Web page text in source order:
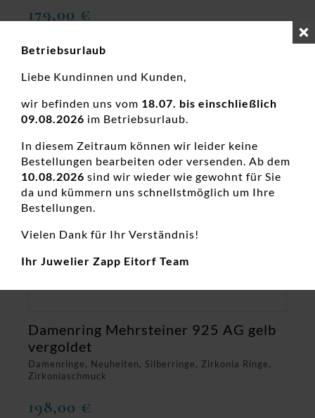
179,00 €
Damenringe, Neuheiten, Silberringe, Zirkonia Ringe,
Zirkoniaschmuck
Damenring Mehrsteiner 925 AG gelb
vergoldet
198,00 €
Betriebsurlaub
Liebe Kundinnen und Kunden,
wir befinden uns vom 18.07. bis einschließlich
09.08.2026 im Betriebsurlaub.
In diesem Zeitraum können wir leider keine
Bestellungen bearbeiten oder versenden. Ab dem
10.08.2026 sind wir wieder wie gewohnt für Sie
da und kümmern uns schnellstmöglich um Ihre
Bestellungen.
Vielen Dank für Ihr Verständnis!
Ihr Juwelier Zapp Eitorf Team